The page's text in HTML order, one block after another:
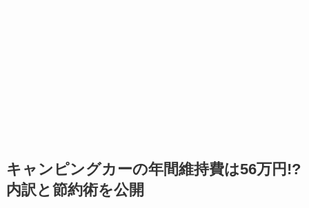
キャンピングカーの年間維持費は56万円!?
内訳と節約術を公開